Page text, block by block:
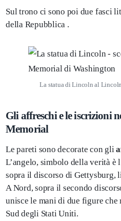
Sul trono ci sono poi due fasci
della Repubblica .
La statua di Lincoln al
Gli affreschi e le iscrizioni
Memorial
Le pareti sono decorate con gli
L’angelo, simbolo della verità è
sopra il discorso di Gettysburg,
A Nord, sopra il secondo
unisce le mani di due figure che
Sud degli Stati Uniti.